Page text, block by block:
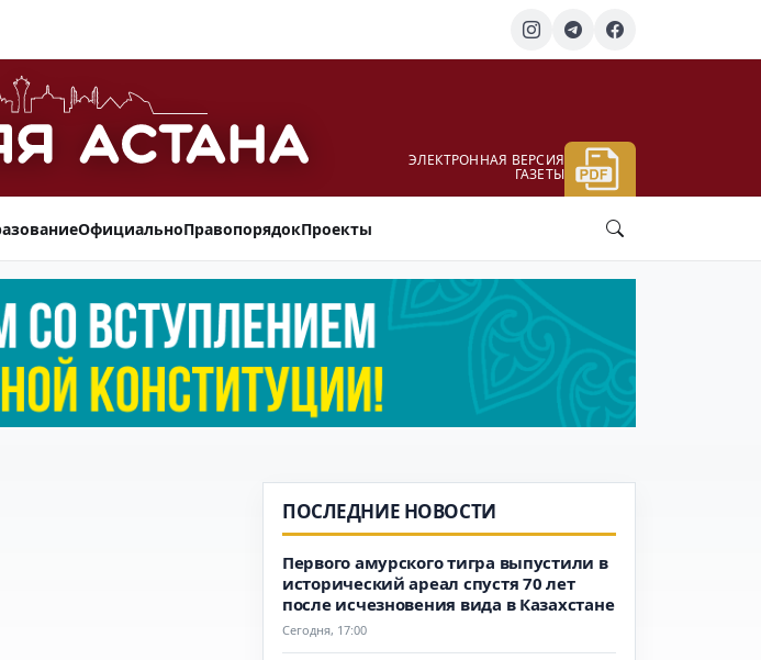
ЭЛЕКТРОННАЯ ВЕРСИЯ
ГАЗЕТЫ
ОфициальноПравопорядокПроекты
ПОСЛЕДНИЕ НОВОСТИ
Первого амурского тигра выпустили в
исторический ареал спустя 70 лет
после исчезновения вида в Казахстане
Сегодня, 17:00